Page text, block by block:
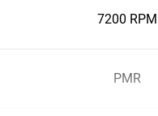
7200 RPM
PMR